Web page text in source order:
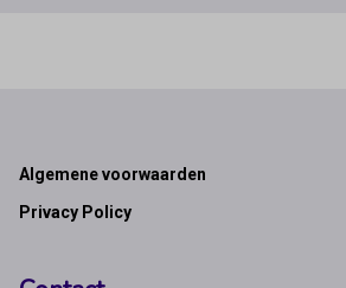
Footer
Algemene voorwaarden
Privacy Policy